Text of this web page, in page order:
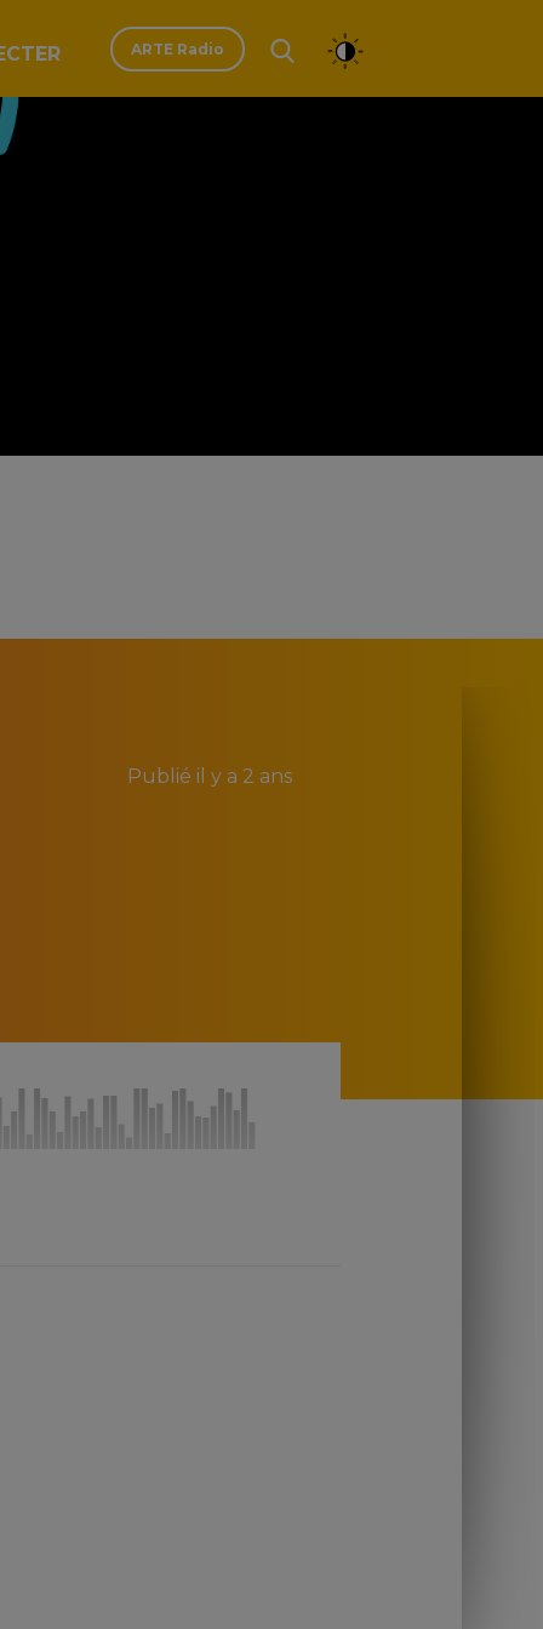
ARTE Radio
Publié il y a 2 ans